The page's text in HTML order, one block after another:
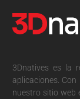
3Dnatives es la
aplicaciones.
nuestro sitio web